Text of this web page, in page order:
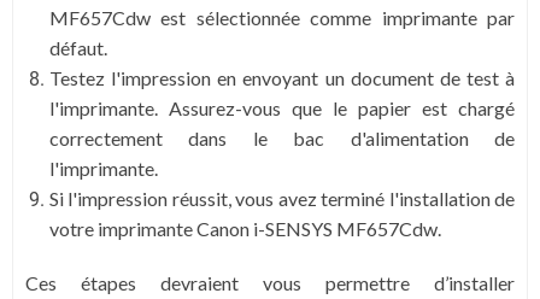
MF657Cdw est sélectionnée comme imprimante par
défaut.
Testez l'impression en envoyant un document de test à
l'imprimante. Assurez-vous que le papier est chargé
correctement dans le bac d'alimentation de
l'imprimante.
Si l'impression réussit, vous avez terminé l'installation de
votre imprimante Canon i-SENSYS MF657Cdw.
Ces étapes devraient vous permettre d’installer